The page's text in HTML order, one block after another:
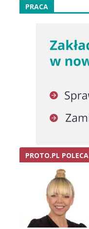
PRACA
PROTO.PL POLECA